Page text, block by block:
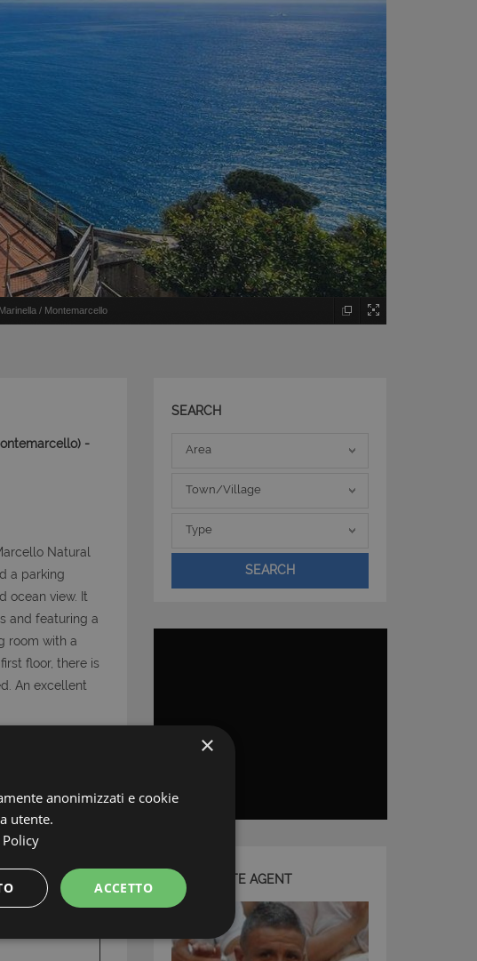
/ Montemarcello
-
Natural
a parking
ocean view. It
and featuring a
room with a
floor, there is
An excellent
a questo o
a titolo
SEARCH
AreaArea
Town/Village
Town/Village
TypeType
SEARCH
THE ESTATE AGENT
×
anonimizzati e cookie
utente.
Policy
ACCETTO